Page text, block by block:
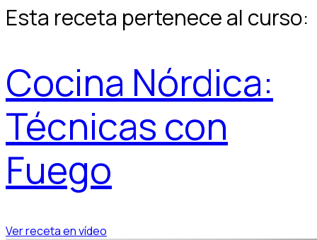
Esta receta pertenece al curso:
Cocina Nórdica:
Técnicas con
Fuego
Ver receta en vídeo